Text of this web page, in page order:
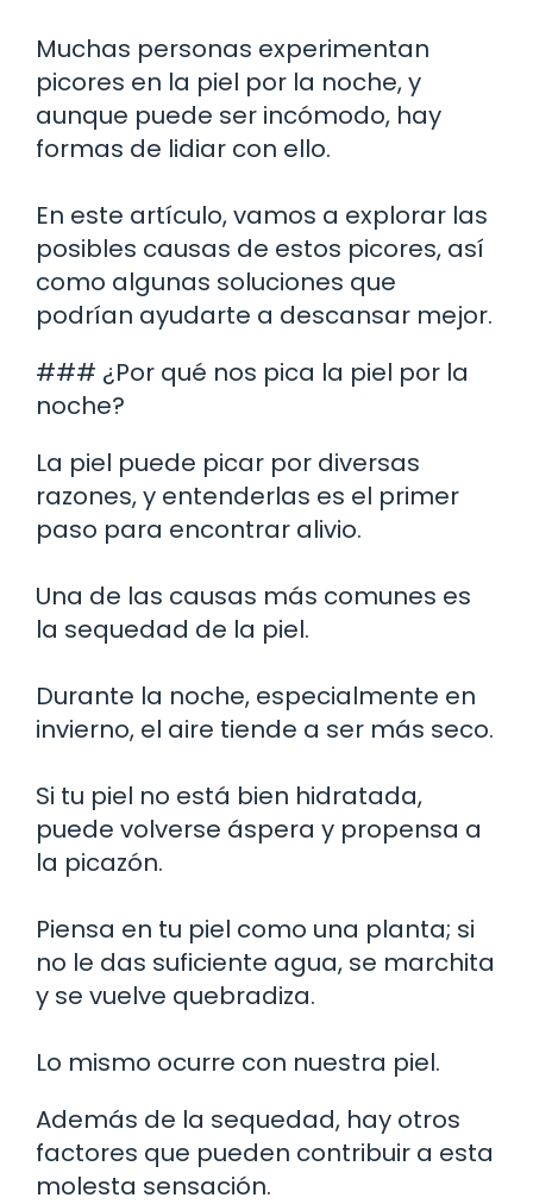
Muchas personas experimentan
picores en la piel por la noche, y
aunque puede ser incómodo, hay
formas de lidiar con ello.
En este artículo, vamos a explorar las
posibles causas de estos picores, así
como algunas soluciones que
podrían ayudarte a descansar mejor.
### ¿Por qué nos pica la piel por la
noche?
La piel puede picar por diversas
razones, y entenderlas es el primer
paso para encontrar alivio.
Una de las causas más comunes es
la sequedad de la piel.
Durante la noche, especialmente en
invierno, el aire tiende a ser más seco.
Si tu piel no está bien hidratada,
puede volverse áspera y propensa a
la picazón.
Piensa en tu piel como una planta; si
no le das suficiente agua, se marchita
y se vuelve quebradiza.
Lo mismo ocurre con nuestra piel.
Además de la sequedad, hay otros
factores que pueden contribuir a esta
molesta sensación.